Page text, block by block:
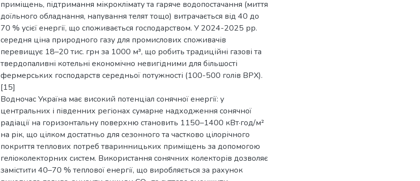
приміщень, підтримання мікроклімату та гаряче водопостачання (миття
доїльного обладнання, напування телят тощо) витрачається від 40 до
70 % усієї енергії, що споживається господарством. У 2024-2025 рр.
середня ціна природного газу для промислових споживачів
перевищує 18–20 тис. грн за 1000 м³, що робить традиційні газові та
твердопаливні котельні економічно невигідними для більшості
фермерських господарств середньої потужності (100-500 голів ВРХ).
[15]
Водночас Україна має високий потенціал сонячної енергії: у
центральних і південних регіонах сумарне надходження сонячної
радіації на горизонтальну поверхню становить 1150–1400 кВт·год/м²
на рік, що цілком достатньо для сезонного та частково цілорічного
покриття теплових потреб тваринницьких приміщень за допомогою
геліоколекторних систем. Використання сонячних колекторів дозволяє
замістити 40–70 % теплової енергії, що виробляється за рахунок